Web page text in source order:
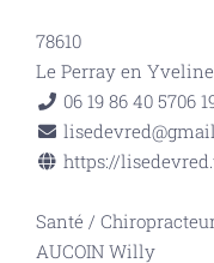
78610
Le Perray en
06 19 86 40 5706
https://
Santé /
AUCOIN Willy